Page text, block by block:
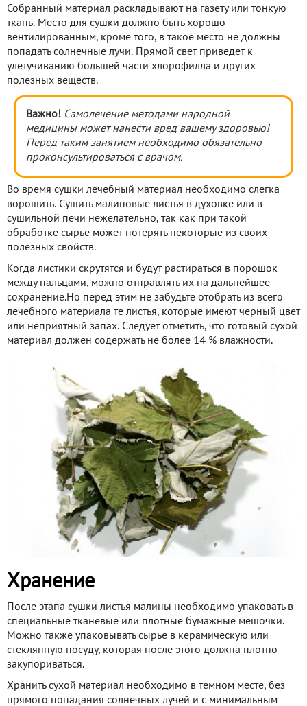
Собранный материал раскладывают на газету или тонкую
ткань. Место для сушки должно быть хорошо
вентилированным, кроме того, в такое место не должны
попадать солнечные лучи. Прямой свет приведет к
улетучиванию большей части хлорофилла и других
полезных веществ.
Важно! Самолечение методами народной
медицины может нанести вред вашему здоровью!
Перед таким занятием необходимо обязательно
проконсультироваться с врачом.
Во время сушки лечебный материал необходимо слегка
ворошить. Сушить малиновые листья в духовке или в
сушильной печи нежелательно, так как при такой
обработке сырье может потерять некоторые из своих
полезных свойств.
Когда листики скрутятся и будут растираться в порошок
между пальцами, можно отправлять их на дальнейшее
сохранение.Но перед этим не забудьте отобрать из всего
лечебного материала те листья, которые имеют черный цвет
или неприятный запах. Следует отметить, что готовый сухой
материал должен содержать не более 14 % влажности.
Хранение
После этапа сушки листья малины необходимо упаковать в
специальные тканевые или плотные бумажные мешочки.
Можно также упаковывать сырье в керамическую или
стеклянную посуду, которая после этого должна плотно
закупориваться.
Хранить сухой материал необходимо в темном месте, без
прямого попадания солнечных лучей и с минимальным